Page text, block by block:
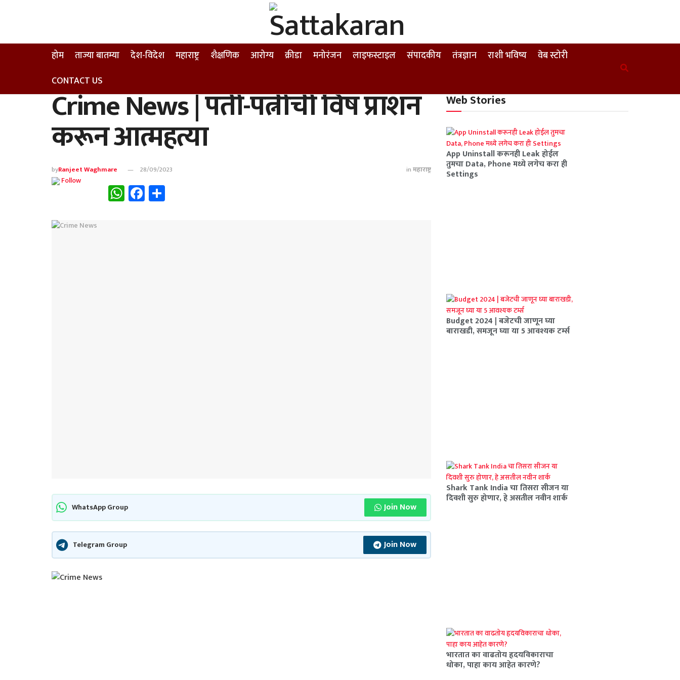
होम ताज्या बातम्या देश-विदेश महाराष्ट्र शैक्षणिक आरोग्य क्रीडा मनोरंजन लाइफस्टाइल संपादकीय तंत्रज्ञान राशी भविष्य
वेब स्टोरी
CONTACT US
Crime News | पती-पत्नीची विष प्राशन
करून आत्महत्या
byRanjeet Waghmare 28/09/2023 inमहाराष्ट्र
Follow WhatsApp
Facebook
WhatsApp Group Join Now
Telegram Group Join Now
Web Stories
App Uninstall करूनही Leak होईल
तुमचा Data, Phone मध्ये लगेच करा ही
Settings
Budget 2024 | बजेटची जाणून घ्या
बाराखडी, समजून घ्या या 5 आवश्यक टर्म्स
Shark Tank India चा तिसरा सीजन या
दिवशी सुरु होणार, हे असतील नवीन शार्क
भारतात का वाढतोय हृदयविकाराचा
धोका, पाहा काय आहेत कारणे?